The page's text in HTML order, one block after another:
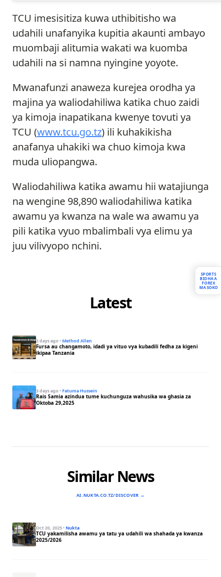
TCU imesisitiza kuwa uthibitisho wa
udahili unafanyika kupitia akaunti ambayo
muombaji alitumia wakati wa kuomba
udahili na si namna nyingine yoyote.
Mwanafunzi anaweza kurejea orodha ya
majina ya waliodahiliwa katika chuo zaidi
ya kimoja inapatikana kwenye tovuti ya
TCU (www.tcu.go.tz) ili kuhakikisha
anafanya uhakiki wa chuo kimoja kwa
muda uliopangwa.
Waliodahiliwa katika awamu hii watajiunga
na wengine 98,890 waliodahiliwa katika
awamu ya kwanza na wale wa awamu ya
pili katika vyuo mbalimbali vya elimu ya
juu vilivyopo nchini.
Latest
2 days ago · Method Allen
Fursa au changamoto, idadi ya vituo vya kubadili fedha za kigeni
ikipaa Tanzania
3 days ago · Fatuma Hussein
Rais Samia azindua tume kuchunguza wahusika wa ghasia za
Oktoba 29,2025
Similar News
AI.NUKTA.CO.TZ/DISCOVER →
Oct 20, 2025· Nukta
TCU yakamilisha awamu ya tatu ya udahili wa shahada ya kwanza
2025/2026
SPORTS
BIDHAA
FOREX
MASOKO